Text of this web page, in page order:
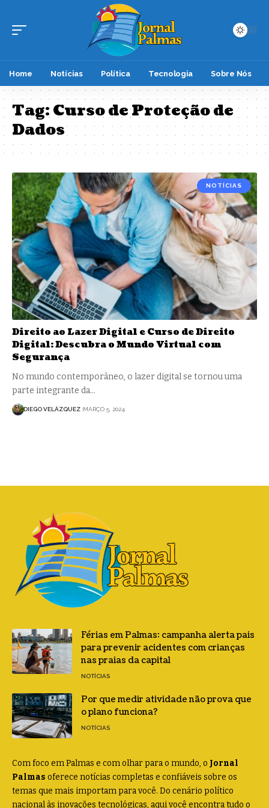
Home Notícias Política Tecnologia Sobre Nós
Tag:Curso de Proteção de
Dados
NOTÍCIAS
Direito ao Lazer Digital e Curso de Direito
Digital: Descubra o Mundo Virtual com
Segurança
No mundo contemporâneo, o lazer digital se tornou uma
parte integrante da…
DIEGO VELÁZQUEZ MARÇO 5, 2024
Férias em Palmas: campanha alerta pais
para prevenir acidentes com crianças
nas praias da capital
NOTÍCIAS
Por que medir atividade não prova que
o plano funciona?
NOTÍCIAS
Com foco em Palmas e com olhar para o mundo, o Jornal
Palmas oferece notícias completas e confiáveis sobre os
temas que mais importam para você. Do cenário político
nacional às inovações tecnológicas, aqui você encontra tudo o